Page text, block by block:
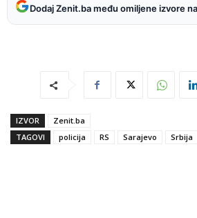
Dodaj Zenit.ba među omiljene izvore
IZVOR
Zenit.ba
TAGOVI
policija RS Sarajevo Srbija